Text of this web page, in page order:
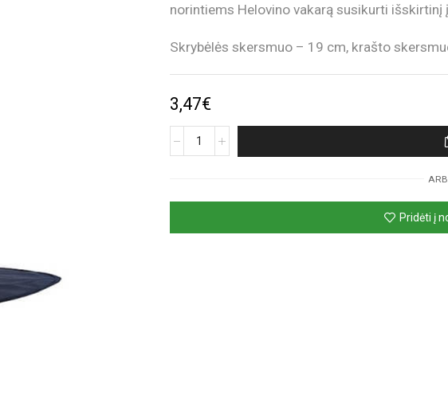
norintiems Helovino vakarą susikurti
Skrybėlės skersmuo – 19 cm, krašto
3,47€
produkto
Pridėti į